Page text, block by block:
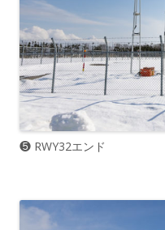
❺ RWY32エンド